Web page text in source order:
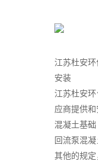
江苏杜安
安装
江苏杜安
应商提供
混凝土基础
回流泵混
其他的规